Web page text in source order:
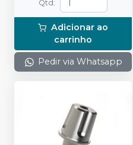
Qtd :
Adicionar ao
carrinho
Pedir via Whatsapp